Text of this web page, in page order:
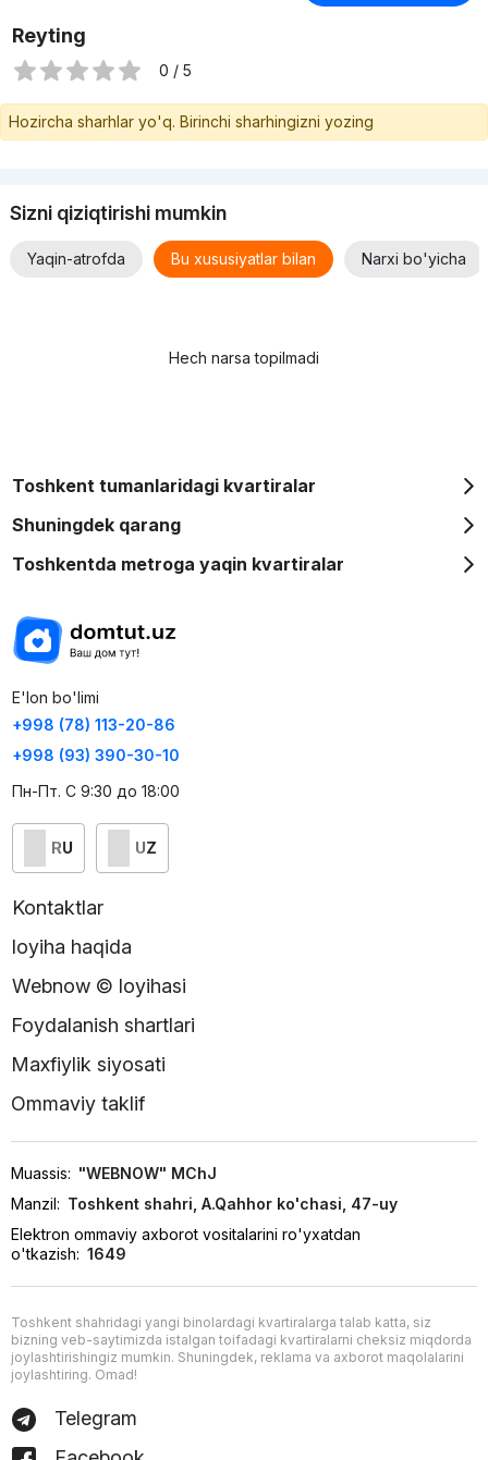
Reyting
0 / 5
Hozircha sharhlar yo'q. Birinchi sharhingizni yozing
Sizni qiziqtirishi mumkin
Yaqin-atrofda Bu xususiyatlar bilan Narxi bo'yicha
Hech narsa topilmadi
Toshkent tumanlaridagi kvartiralar
Shuningdek qarang
Toshkentda metroga yaqin kvartiralar
E'lon bo'limi
+998 (78) 113-20-86
+998 (93) 390-30-10
Пн-Пт. С 9:30 до 18:00
RU UZ
Kontaktlar
loyiha haqida
Webnow © loyihasi
Foydalanish shartlari
Maxfiylik siyosati
Ommaviy taklif
Muassis: "WEBNOW" MChJ
Manzil: Toshkent shahri, A.Qahhor ko'chasi, 47-uy
Elektron ommaviy axborot vositalarini ro'yxatdan
o'tkazish: 1649
Toshkent shahridagi yangi binolardagi kvartiralarga talab katta, siz
bizning veb-saytimizda istalgan toifadagi kvartiralarni cheksiz miqdorda
joylashtirishingiz mumkin. Shuningdek, reklama va axborot maqolalarini
joylashtiring. Omad!
Telegram